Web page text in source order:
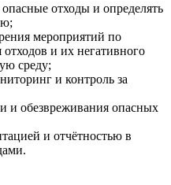
отходы и определять
мероприятий по
и их негативного
среду;
и контроль за
и обезвреживания опасных
и отчётностью в